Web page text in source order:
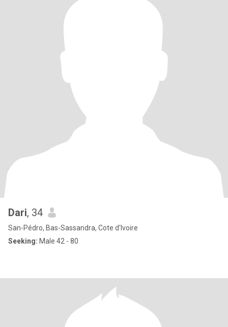
Dari, 34
San-Pédro, Bas-Sassandra, Cote d'Ivoire
Seeking: Male 42 - 80